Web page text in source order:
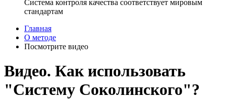
Система контроля качества соответствует мировым
стандартам
Главная
О методе
Посмотрите видео
Видео. Как использовать
"Систему Соколинского"?